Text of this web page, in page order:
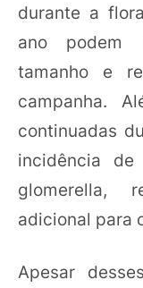
durante a
ano podem
tamanho e
campanha.
continuadas
incidência
glomerella,
adicional para
Apesar